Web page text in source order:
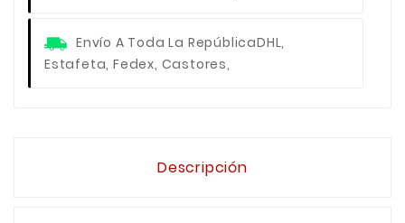
Envío A Toda La RepúblicaDHL,
Estafeta, Fedex, Castores,
Descripción